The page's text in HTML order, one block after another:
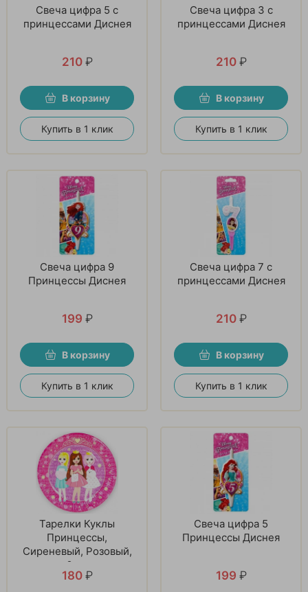
Свеча цифра 5 с
принцессами Диснея
210 ₽
В корзину
Купить в 1 клик
Свеча цифра 3 с
принцессами Диснея
210 ₽
В корзину
Купить в 1 клик
Свеча цифра 9
Принцессы Диснея
199 ₽
В корзину
Купить в 1 клик
Свеча цифра 7 с
принцессами Диснея
210 ₽
В корзину
Купить в 1 клик
Тарелки Куклы
Принцессы,
Сиреневый, Розовый,
6 шт
180 ₽
Свеча цифра 5
Принцессы Диснея
199 ₽